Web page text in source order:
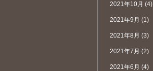
2021年10月 (4)
2021年9月 (1)
2021年8月 (3)
2021年7月 (2)
2021年6月 (4)